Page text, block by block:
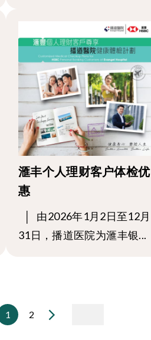
滙丰个人理财客户体检优
惠
│ 由2026年1月2日至12月
31日，播道医院为滙丰银...
1 2